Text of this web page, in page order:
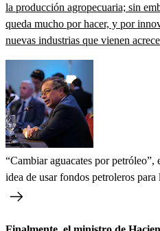
la producción agropecuaria; sin
queda mucho por hacer, y por
nuevas industrias que vienen
“Cambiar aguacates por petróleo”,
idea de usar fondos petroleros para